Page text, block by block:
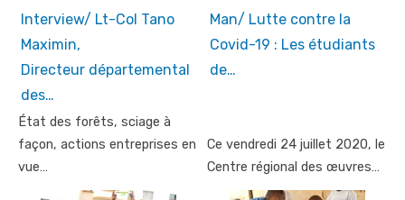
Interview/ Lt-Col Tano
Maximin,
Directeur départemental
des…
État des forêts, sciage à
façon, actions entreprises en
vue…
Man/ Lutte contre la
Covid-19 : Les étudiants
de…
Ce vendredi 24 juillet 2020, le
Centre régional des œuvres…